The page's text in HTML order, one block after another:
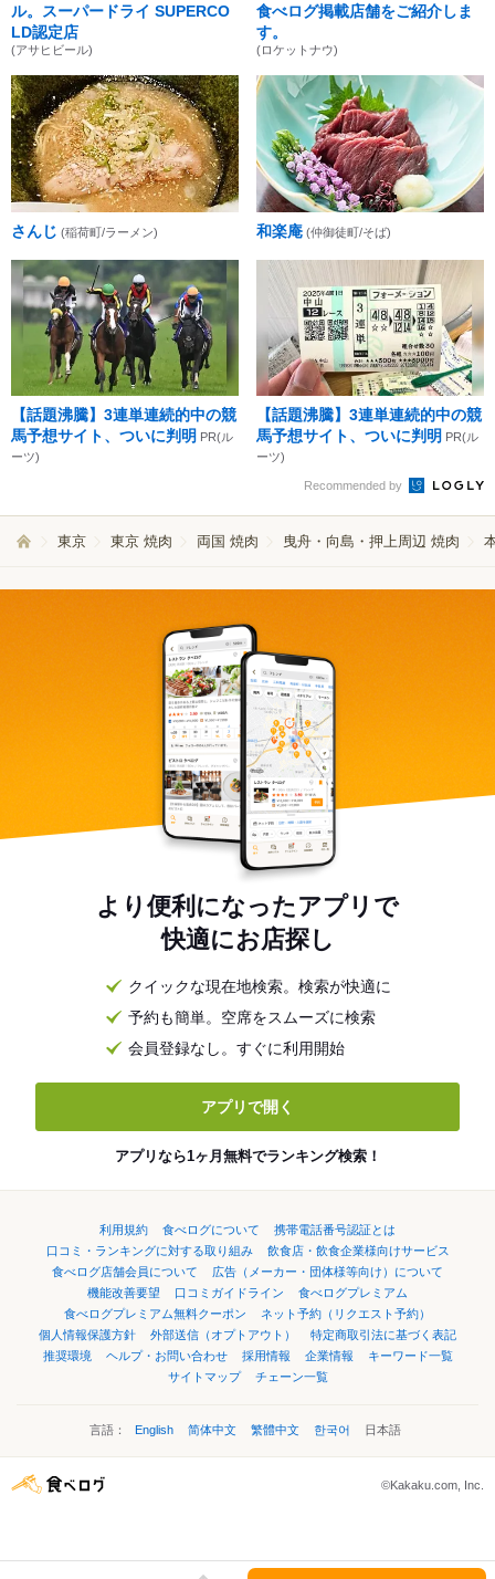
ル。スーパードライ SUPERCO
LD認定店
(アサヒビール)
食べログ掲載店舗をご紹介しま
す。
(ロケットナウ)
さんじ (稲荷町/ラーメン) 和楽庵 (仲御徒町/そば)
【話題沸騰】3連単連続的中の競
馬予想サイト、ついに判明 PR(ル
ーツ)
【話題沸騰】3連単連続的中の競
馬予想サイト、ついに判明 PR(ル
ーツ)
Recommended by
東京 東京 焼肉 両国 焼肉 曳舟・向島・押上周辺 焼肉
より便利になったアプリで
快適にお店探し
クイックな現在地検索。検索が快適に
予約も簡単。空席をスムーズに検索
会員登録なし。すぐに利用開始
アプリで開く
アプリなら1ヶ月無料でランキング検索！
利用規約 食べログについて
携帯電話番号認証とは
口コミ・ランキングに対する取り組み
飲食店・飲食企業様向けサービス
食べログ店舗会員について
広告（メーカー・団体様等向け）について
機能改善要望
口コミガイドライン
食べログプレミアム
食べログプレミアム無料クーポン
ネット予約（リクエスト予約）
個人情報保護方針
外部送信（オプトアウト）
特定商取引法に基づく表記
推奨環境
ヘルプ・お問い合わせ 採用情報 企業情報
キーワード一覧
サイトマップ
チェーン一覧
言語： English 简体中文 繁體中文 한국어 日本語
©Kakaku.com, Inc.